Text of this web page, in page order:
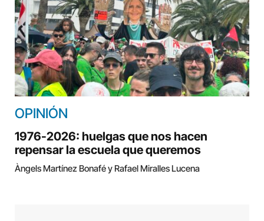
OPINIÓN
1976-2026: huelgas que nos hacen
repensar la escuela que queremos
Àngels Martínez Bonafé y Rafael Miralles Lucena